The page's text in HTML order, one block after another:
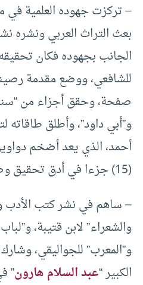
– تركزت جهوده العلمية في
بعث التراث العربي ونشره
الجانب بجهوده فكان
للشافعي، ووضع مقدمة
صفحة، وحقق أجزاء من
و”أبي داود”، وأطلق طاقاته
أحمد، الذي يعد أضخم
(15) جزءا في أدق تحقيق وضبط.
– ساهم في نشر كتب الأدب
والشعراء” لابن قتيبة،
و”المعرب” للجواليقي،
الكبير “عبد السلام هارون”